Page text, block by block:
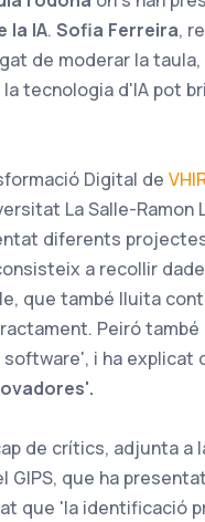
la IA. Sofia Ferreira,
de moderar la
tecnologia d'IA pot
Digital de
La Salle-Ramon
diferents
a recollir
que també lluita
Peiró
i ha explicat
de crítics, adjunta a
GIPS, que ha
que 'la identificació